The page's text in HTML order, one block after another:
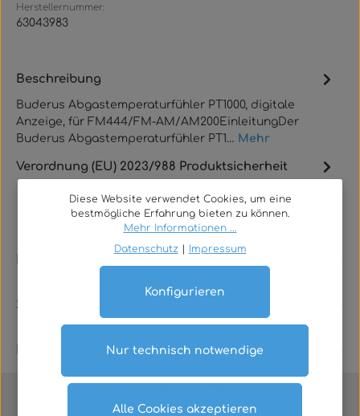
Herstellernummer:
63043983
Beschreibung
Buderus Abgastemperaturfühler PT1000, digitale
Anzeige, für FM444/FM-AM/AM200EinleitungDer
Buderus Abgastemperaturfühler PT1… Mehr
Verordnung (EU) 2023/988 Produktsicherheit
Service
Diese Website verwendet Cookies, um eine
bestmögliche Erfahrung bieten zu können.
Mehr Informationen ...
Datenschutz
Impressum
Nur technisch notwendige
Konfigurieren
Alle Cookies akzeptieren